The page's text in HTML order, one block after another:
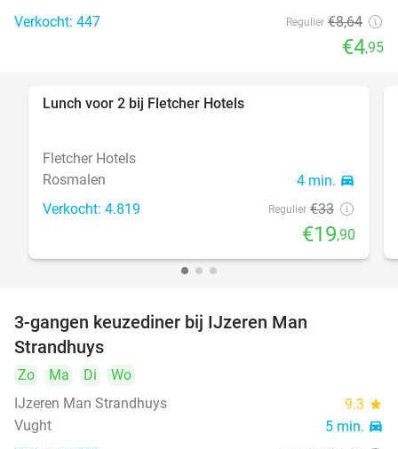
Verkocht: 447 Regulier €8,64
€4,95
Lunch voor 2 bij Fletcher Hotels
Fletcher Hotels
Rosmalen
4 min. directions_car
Verkocht: 4.819 Regulier €33
€19,90
3-gangen keuzediner bij IJzeren Man
Strandhuys
Zo Ma Di
Wo
IJzeren Man Strandhuys
9.3 star
Vught 5 min. directions_car